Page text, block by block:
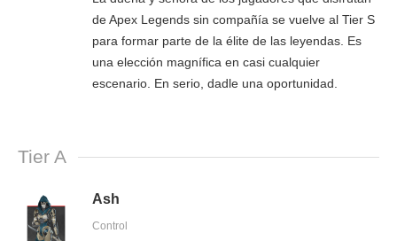
de Apex Legends sin compañía se vuelve al Tier S
para formar parte de la élite de las leyendas. Es
una elección magnífica en casi cualquier
escenario. En serio, dadle una oportunidad.
Tier A
Ash
Control